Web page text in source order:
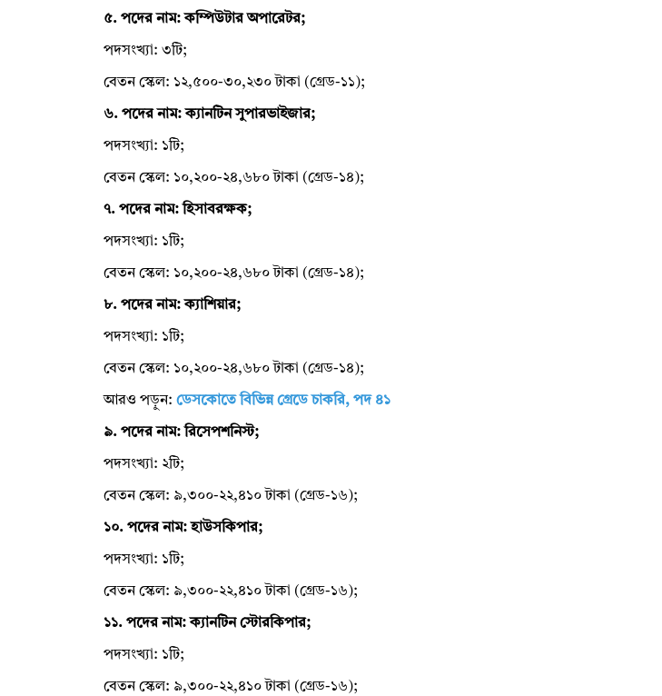
৫. পদের নাম: কম্পিউটার অপারেটর;
পদসংখ্যা: ৩টি;
বেতন স্কেল: ১২,৫০০-৩০,২৩০ টাকা (গ্রেড-১১);
৬. পদের নাম: ক্যানটিন সুপারভাইজার;
পদসংখ্যা: ১টি;
বেতন স্কেল: ১০,২০০-২৪,৬৮০ টাকা (গ্রেড-১৪);
৭. পদের নাম: হিসাবরক্ষক;
পদসংখ্যা: ১টি;
বেতন স্কেল: ১০,২০০-২৪,৬৮০ টাকা (গ্রেড-১৪);
৮. পদের নাম: ক্যাশিয়ার;
পদসংখ্যা: ১টি;
বেতন স্কেল: ১০,২০০-২৪,৬৮০ টাকা (গ্রেড-১৪);
আরও পড়ুন: ডেসকোতে বিভিন্ন গ্রেডে চাকরি, পদ ৪১
৯. পদের নাম: রিসেপশনিস্ট;
পদসংখ্যা: ২টি;
বেতন স্কেল: ৯,৩০০-২২,৪১০ টাকা (গ্রেড-১৬);
১০. পদের নাম: হাউসকিপার;
পদসংখ্যা: ১টি;
বেতন স্কেল: ৯,৩০০-২২,৪১০ টাকা (গ্রেড-১৬);
১১. পদের নাম: ক্যানটিন স্টোরকিপার;
পদসংখ্যা: ১টি;
বেতন স্কেল: ৯,৩০০-২২,৪১০ টাকা (গ্রেড-১৬);